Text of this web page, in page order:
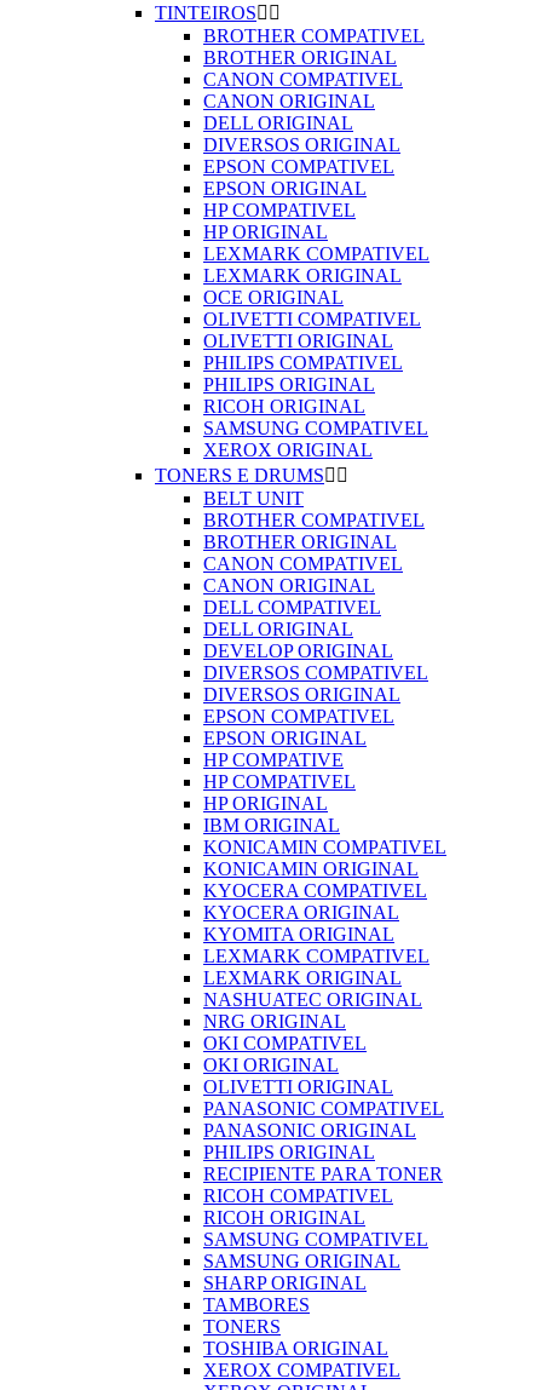
TINTEIROS 
BROTHER COMPATIVEL
BROTHER ORIGINAL
CANON COMPATIVEL
CANON ORIGINAL
DELL ORIGINAL
DIVERSOS ORIGINAL
EPSON COMPATIVEL
EPSON ORIGINAL
HP COMPATIVEL
HP ORIGINAL
LEXMARK COMPATIVEL
LEXMARK ORIGINAL
OCE ORIGINAL
OLIVETTI COMPATIVEL
OLIVETTI ORIGINAL
PHILIPS COMPATIVEL
PHILIPS ORIGINAL
RICOH ORIGINAL
SAMSUNG COMPATIVEL
XEROX ORIGINAL
TONERS E DRUMS 
BELT UNIT
BROTHER COMPATIVEL
BROTHER ORIGINAL
CANON COMPATIVEL
CANON ORIGINAL
DELL COMPATIVEL
DELL ORIGINAL
DEVELOP ORIGINAL
DIVERSOS COMPATIVEL
DIVERSOS ORIGINAL
EPSON COMPATIVEL
EPSON ORIGINAL
HP COMPATIVE
HP COMPATIVEL
HP ORIGINAL
IBM ORIGINAL
KONICAMIN COMPATIVEL
KONICAMIN ORIGINAL
KYOCERA COMPATIVEL
KYOCERA ORIGINAL
KYOMITA ORIGINAL
LEXMARK COMPATIVEL
LEXMARK ORIGINAL
NASHUATEC ORIGINAL
NRG ORIGINAL
OKI COMPATIVEL
OKI ORIGINAL
OLIVETTI ORIGINAL
PANASONIC COMPATIVEL
PANASONIC ORIGINAL
PHILIPS ORIGINAL
RECIPIENTE PARA TONER
RICOH COMPATIVEL
RICOH ORIGINAL
SAMSUNG COMPATIVEL
SAMSUNG ORIGINAL
SHARP ORIGINAL
TAMBORES
TONERS
TOSHIBA ORIGINAL
XEROX COMPATIVEL